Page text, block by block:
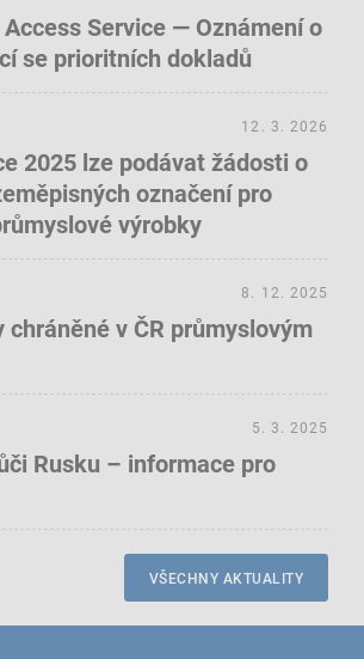
Service — Oznámení o
se prioritních dokladů
2025 lze podávat žádosti o
označení pro
výrobky
12. 3. 2026
chráněné v ČR průmyslovým
8. 12. 2025
Rusku – informace pro
5. 3. 2025
VŠECHNY AKTUALITY